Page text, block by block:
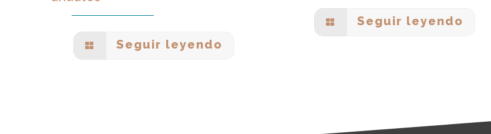
Seguir leyendo
Seguir leyendo